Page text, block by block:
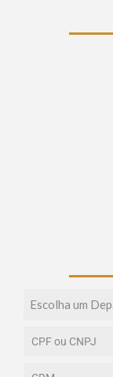
Escolha um